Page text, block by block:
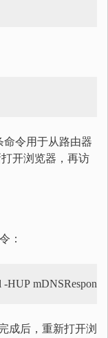
命令用于从路由器
开浏览器，再访
：
-HUP
成后，重新打开浏